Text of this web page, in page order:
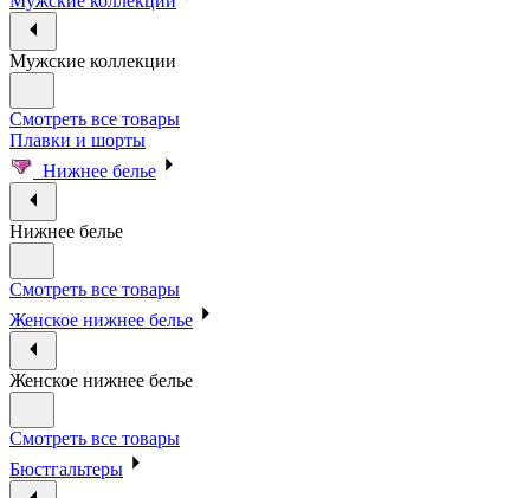
Мужские коллекции
Смотреть все товары
Плавки и шорты
Нижнее белье
Нижнее белье
Смотреть все товары
Женское нижнее белье
Женское нижнее белье
Смотреть все товары
Бюстгальтеры